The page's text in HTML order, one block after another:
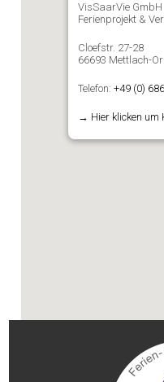
VisSaarVie GmbH
Ferienprojekt &
Cloefstr. 27-28
66693 Mettlach-
Telefon: +49 (0)
→ Hier klicken um